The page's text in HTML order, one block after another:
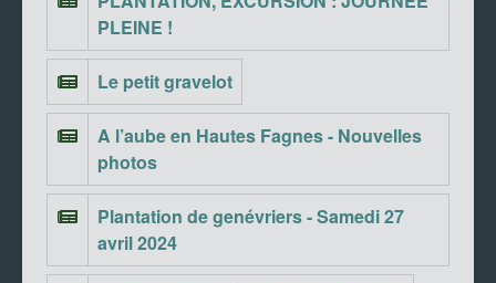
PLEINE !
Le petit gravelot
A l’aube en Hautes Fagnes - Nouvelles
photos
Plantation de genévriers - Samedi 27
avril 2024